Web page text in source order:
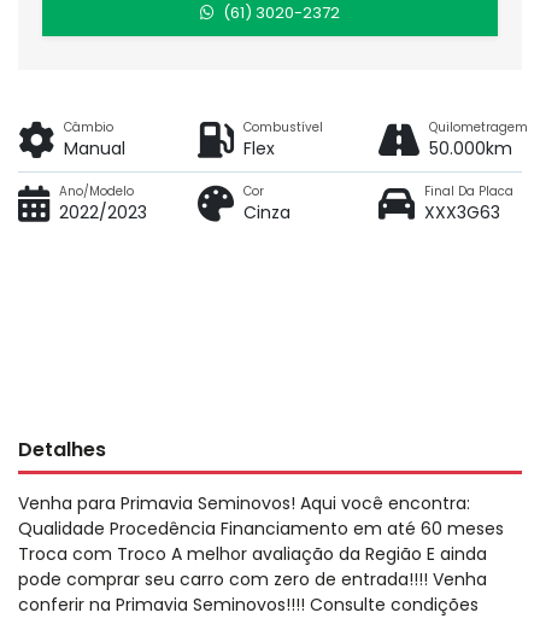
(61) 3020-2372
Câmbio
Manual
Combustível
Flex
Quilometragem
50.000km
Ano/Modelo
2022/2023
Cor
Cinza
Final Da Placa
XXX3G63
Detalhes
Venha para Primavia Seminovos! Aqui você encontra:
Qualidade Procedência Financiamento em até 60 meses
Troca com Troco A melhor avaliação da Região E ainda
pode comprar seu carro com zero de entrada!!!! Venha
conferir na Primavia Seminovos!!!! Consulte condições